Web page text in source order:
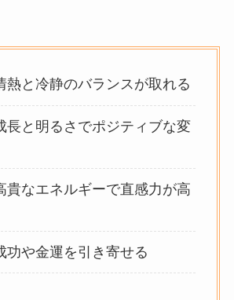
熱と冷静のバランスが取れる
長と明るさでポジティブな変
貴なエネルギーで直感力が高
功や金運を引き寄せる